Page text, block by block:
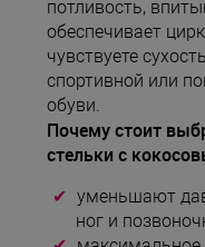
потливость,
обеспечивает
чувствуете
спортивной или
обуви.
Почему стоит
стельки с
уменьшают
ног и